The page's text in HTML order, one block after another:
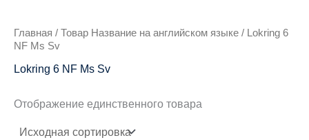
Главная / Товар Название на английском языке / Lokring 6
NF Ms Sv
Lokring 6 NF Ms Sv
Отображение единственного товара